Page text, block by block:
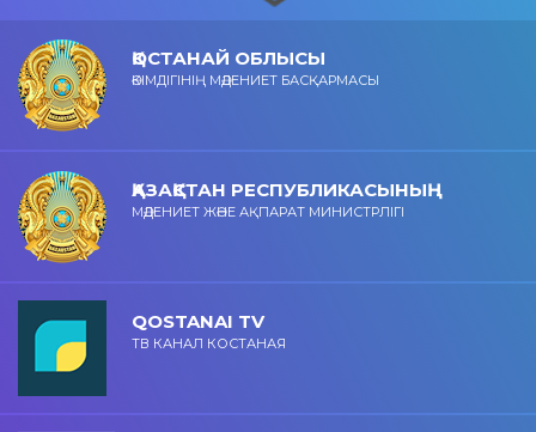
ҚОСТАНАЙ ОБЛЫСЫ
ӘКІМДІГІНІҢ МӘДЕНИЕТ БАСҚАРМАСЫ
ҚАЗАҚСТАН РЕСПУБЛИКАСЫНЫҢ
МӘДЕНИЕТ ЖӘНЕ АҚПАРАТ МИНИСТРЛІГІ
QOSTANAI TV
ТВ КАНАЛ КОСТАНАЯ